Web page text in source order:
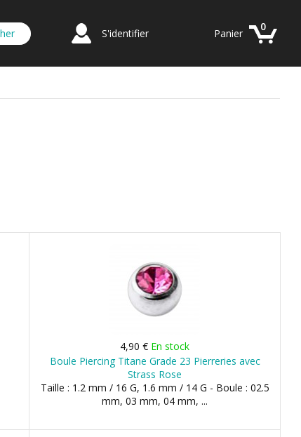
S'identifier
0
Panier
4,90 € En stock
Boule Piercing Titane Grade 23 Pierreries avec
Strass Rose
Taille : 1.2 mm / 16 G, 1.6 mm / 14 G - Boule : 02.5
mm, 03 mm, 04 mm, ...